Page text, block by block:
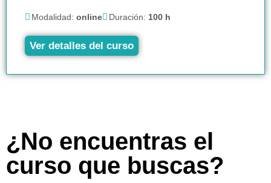
Modalidad: online Duración: 100 h
Ver detalles del curso
¿No encuentras el
curso que buscas?